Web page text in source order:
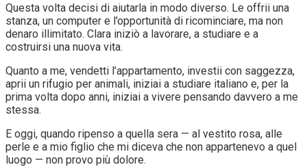
Questa volta decisi di aiutarla in modo diverso. Le offrii una
stanza, un computer e l’opportunità di ricominciare, ma non
denaro illimitato. Clara iniziò a lavorare, a studiare e a
costruirsi una nuova vita.
Quanto a me, vendetti l’appartamento, investii con saggezza,
aprii un rifugio per animali, iniziai a studiare italiano e, per la
prima volta dopo anni, iniziai a vivere pensando davvero a me
stessa.
E oggi, quando ripenso a quella sera — al vestito rosa, alle
perle e a mio figlio che mi diceva che non appartenevo a quel
luogo — non provo più dolore.